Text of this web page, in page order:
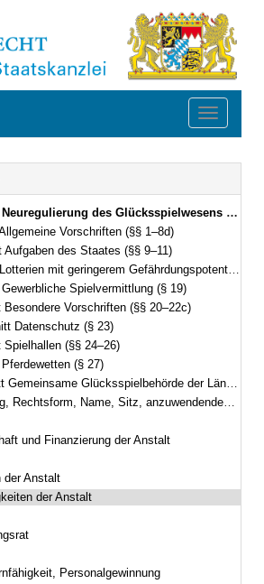
Toggle
in Deutschland (Glücksspielstaatsvertrag 2021 – GlüStV 2021) Vom 29. Oktober 2020 (§§ 1–35)
Vorschriften (§§ 1–8d)
Aufgaben des Staates (§§ 9–11)
mit geringerem Gefährdungspotential (§§ 12–18)
Spielvermittlung (§ 19)
Besondere Vorschriften (§§ 20–22c)
Datenschutz (§ 23)
(§§ 24–26)
(§ 27)
Glücksspielbehörde der Länder (§§ 27a–27p)
Name, Sitz, anzuwendendes Recht, Dienstsiegel
und Finanzierung der Anstalt
der Anstalt
der Anstalt
Personalgewinnung